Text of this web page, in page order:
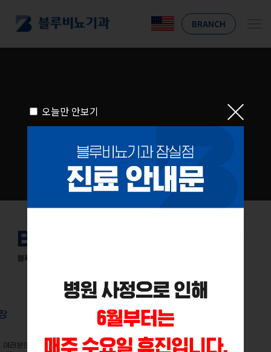
BRANCH
오늘만 안보기